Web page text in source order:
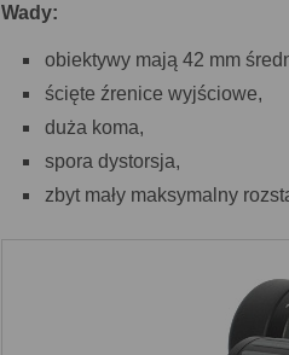
Wady:
obiektywy mają 42 mm
ścięte źrenice wyjściowe,
duża koma,
spora dystorsja,
zbyt mały maksymalny